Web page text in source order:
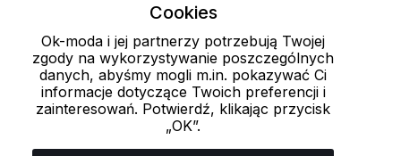
Cookies - szczegółowe ustawienia|Więcej informacji|
prywatności
Cookies
Ok-moda i jej partnerzy potrzebują Twojej
zgody na wykorzystywanie poszczególnych
danych, abyśmy mogli m.in. pokazywać Ci
informacje dotyczące Twoich preferencji i
zainteresowań. Potwierdź, klikając przycisk
„OK”.